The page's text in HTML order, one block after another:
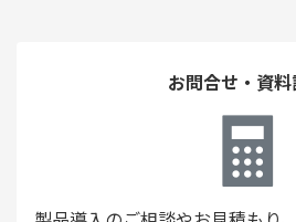
お問合せ・資